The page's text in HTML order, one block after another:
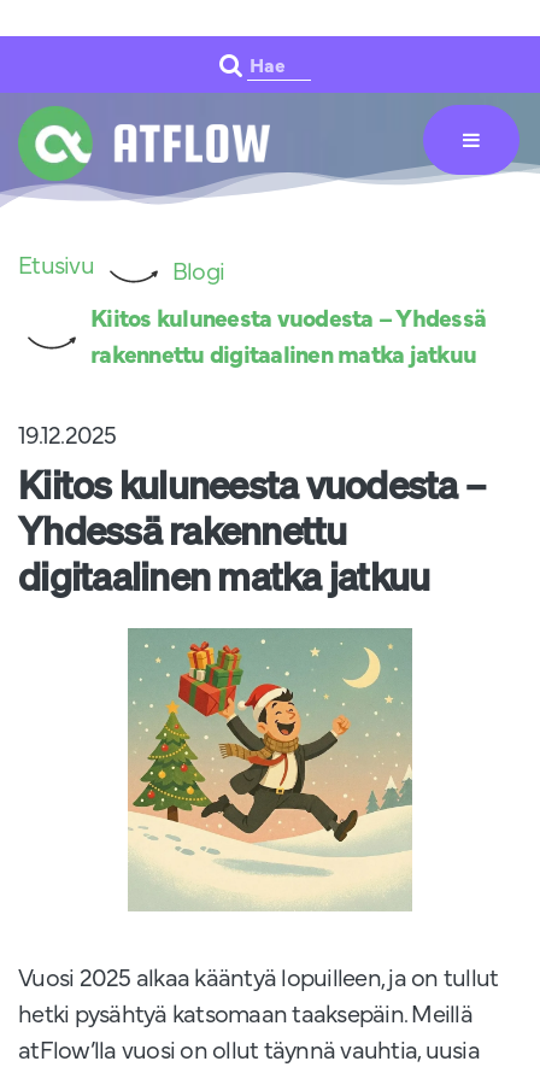
Hae
Etusivu
Blogi
Kiitos kuluneesta vuodesta – Yhdessä
rakennettu digitaalinen matka jatkuu
19.12.2025
Kiitos kuluneesta vuodesta –
Yhdessä rakennettu
digitaalinen matka jatkuu
Vuosi 2025 alkaa kääntyä lopuilleen, ja on tullut
hetki pysähtyä katsomaan taaksepäin. Meillä
atFlow’lla vuosi on ollut täynnä vauhtia, uusia